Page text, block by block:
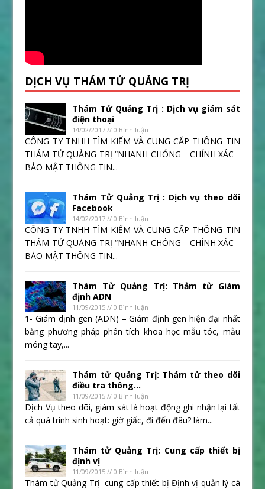
DỊCH VỤ THÁM TỬ QUẢNG TRỊ
Thám Tử Quảng Trị : Dịch vụ giám sát
điện thoại
14/02/2017 // 0 Bình luận
CÔNG TY TNHH TÌM KIẾM VÀ CUNG CẤP THÔNG TIN
THÁM TỬ QUẢNG TRỊ “NHANH CHÓNG _ CHÍNH XÁC _
BẢO MẬT THÔNG TIN...
Thám Tử Quảng Trị : Dịch vụ theo dõi
Facebook
14/02/2017 // 0 Bình luận
CÔNG TY TNHH TÌM KIẾM VÀ CUNG CẤP THÔNG TIN
THÁM TỬ QUẢNG TRỊ “NHANH CHÓNG _ CHÍNH XÁC _
BẢO MẬT THÔNG TIN...
Thám Tử Quảng Trị: Thảm tử Giám
định ADN
11/09/2015 // 0 Bình luận
1- Giám dịnh gen (ADN) – Giám định gen hiện đại nhất
bằng phương pháp phân tích khoa học mẫu tóc, mẫu
móng tay,...
Thám tử Quảng Trị: Thám tử theo dõi
điều tra thông...
11/09/2015 // 0 Bình luận
Dịch Vụ theo dõi, giám sát là hoạt động ghi nhận lại tất
cả quá trình sinh hoạt: giờ giấc, đi đến đâu? làm...
Thám tử Quảng Trị: Cung cấp thiết bị
định vị
11/09/2015 // 0 Bình luận
Thám tử Quảng Trị cung cấp thiết bị Định vị quản lý cá